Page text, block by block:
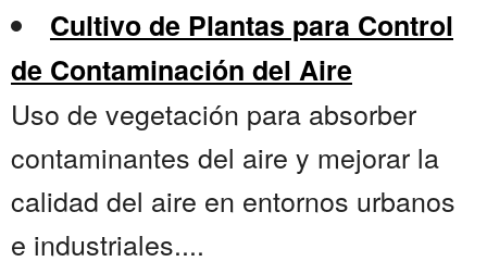
Cultivo de Plantas para Control
de Contaminación del Aire
Uso de vegetación para absorber
contaminantes del aire y mejorar la
calidad del aire en entornos urbanos
e industriales....